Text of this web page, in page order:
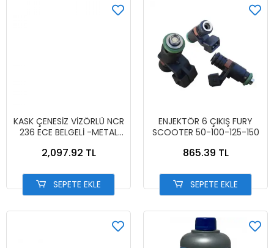
KASK ÇENESİZ VİZÖRLÜ NCR
236 ECE BELGELİ -METAL
2,097.92 TL
SEPETE EKLE
ENJEKTÖR 6 ÇIKIŞ FURY
SCOOTER 50-100-125-150
865.39 TL
SEPETE EKLE